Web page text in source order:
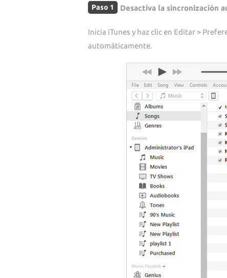
Paso 1 Desactiva la sincronización
Inicia iTunes y haz clic en Editar >
automáticamente.